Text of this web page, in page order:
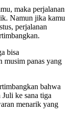
maka perjalanan
Namun jika kamu
perjalanan
bisa
musim panas yang
bahwa
ke sana tiga
menarik yang